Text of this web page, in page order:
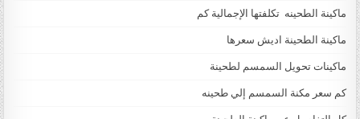
ماكينة الطحينه تكلفتها الإجمالية كم
ماكينة الطحينة اديش سعرها
ماكينات تحويل السمسم لطحينة
كم سعر مكنة السمسم إلي طحينه